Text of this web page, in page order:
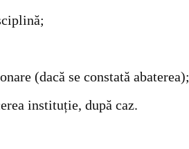
(dacă se constată abaterea);
instituție, după caz.